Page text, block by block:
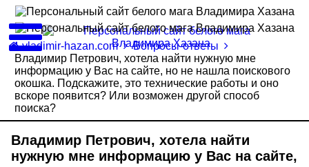
vladimir-hazan.com
Вопросы-ответы
Владимир Петрович, хотела найти нужную мне
информацию у Вас на сайте, но не нашла поискового
окошка. Подскажите, это технические работы и оно
вскоре появится? Или возможен другой способ
поиска?
Владимир Петрович, хотела найти
нужную мне информацию у Вас на сайте,